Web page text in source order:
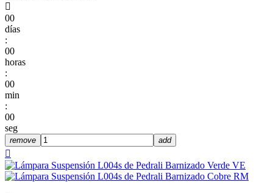

00
días
:
00
horas
:
00
min
:
00
seg
remove add
